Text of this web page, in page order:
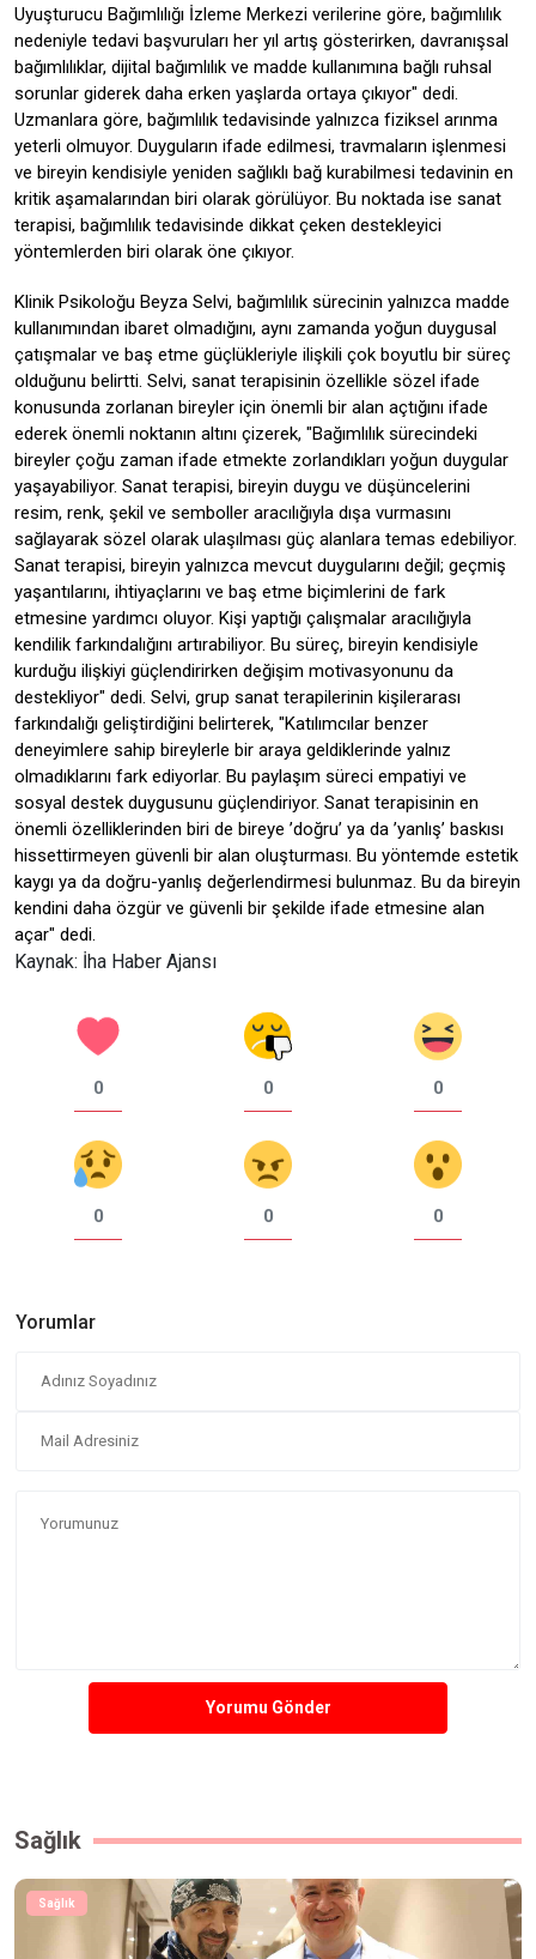
Uyuşturucu Bağımlılığı İzleme Merkezi verilerine göre, bağımlılık
nedeniyle tedavi başvuruları her yıl artış gösterirken, davranışsal
bağımlılıklar, dijital bağımlılık ve madde kullanımına bağlı ruhsal
sorunlar giderek daha erken yaşlarda ortaya çıkıyor" dedi.
Uzmanlara göre, bağımlılık tedavisinde yalnızca fiziksel arınma
yeterli olmuyor. Duyguların ifade edilmesi, travmaların işlenmesi
ve bireyin kendisiyle yeniden sağlıklı bağ kurabilmesi tedavinin en
kritik aşamalarından biri olarak görülüyor. Bu noktada ise sanat
terapisi, bağımlılık tedavisinde dikkat çeken destekleyici
yöntemlerden biri olarak öne çıkıyor.
Klinik Psikoloğu Beyza Selvi, bağımlılık sürecinin yalnızca madde
kullanımından ibaret olmadığını, aynı zamanda yoğun duygusal
çatışmalar ve baş etme güçlükleriyle ilişkili çok boyutlu bir süreç
olduğunu belirtti. Selvi, sanat terapisinin özellikle sözel ifade
konusunda zorlanan bireyler için önemli bir alan açtığını ifade
ederek önemli noktanın altını çizerek, "Bağımlılık sürecindeki
bireyler çoğu zaman ifade etmekte zorlandıkları yoğun duygular
yaşayabiliyor. Sanat terapisi, bireyin duygu ve düşüncelerini
resim, renk, şekil ve semboller aracılığıyla dışa vurmasını
sağlayarak sözel olarak ulaşılması güç alanlara temas edebiliyor.
Sanat terapisi, bireyin yalnızca mevcut duygularını değil; geçmiş
yaşantılarını, ihtiyaçlarını ve baş etme biçimlerini de fark
etmesine yardımcı oluyor. Kişi yaptığı çalışmalar aracılığıyla
kendilik farkındalığını artırabiliyor. Bu süreç, bireyin kendisiyle
kurduğu ilişkiyi güçlendirirken değişim motivasyonunu da
destekliyor" dedi. Selvi, grup sanat terapilerinin kişilerarası
farkındalığı geliştirdiğini belirterek, "Katılımcılar benzer
deneyimlere sahip bireylerle bir araya geldiklerinde yalnız
olmadıklarını fark ediyorlar. Bu paylaşım süreci empatiyi ve
sosyal destek duygusunu güçlendiriyor. Sanat terapisinin en
önemli özelliklerinden biri de bireye ’doğru’ ya da ’yanlış’ baskısı
hissettirmeyen güvenli bir alan oluşturması. Bu yöntemde estetik
kaygı ya da doğru-yanlış değerlendirmesi bulunmaz. Bu da bireyin
kendini daha özgür ve güvenli bir şekilde ifade etmesine alan
açar" dedi.
Kaynak: İha Haber Ajansı
0 0 0
0 0 0
Yorumlar
Yorumu Gönder
Sağlık
Sağlık